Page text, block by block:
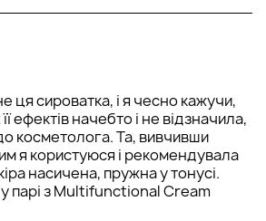
ця сироватка, і я чесно кажучи,
ефектів начебто і не відзначила,
косметолога. Та, вивчивши
я користуюся і рекомендувала
насичена, пружна у тонусі.
парі з Multifunctional Cream